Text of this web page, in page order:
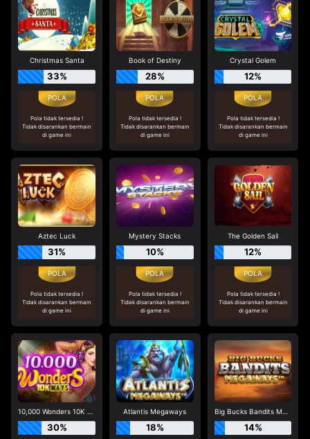
Christmas Santa
33%
Pola tidak tersedia !
Tidak disarankan bermain
di game ini
Book of Destiny
28%
Pola tidak tersedia !
Tidak disarankan bermain
di game ini
Crystal Golem
12%
Pola tidak tersedia !
Tidak disarankan bermain
di game ini
Aztec Luck
31%
Pola tidak tersedia !
Tidak disarankan bermain
di game ini
Mystery Stacks
10%
Pola tidak tersedia !
Tidak disarankan bermain
di game ini
The Golden Sail
12%
Pola tidak tersedia !
Tidak disarankan bermain
di game ini
10,000 Wonders 10K Ways
30%
Atlantis Megaways
18%
Big Bucks Bandits Megaways
14%